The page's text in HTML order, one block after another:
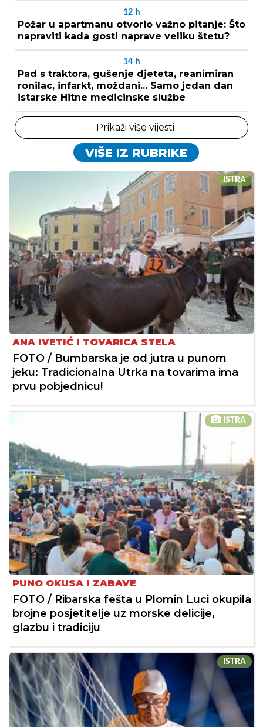
12 h
Požar u apartmanu otvorio važno pitanje: Što
napraviti kada gosti naprave veliku štetu?
14 h
Pad s traktora, gušenje djeteta, reanimiran
ronilac, infarkt, moždani... Samo jedan dan
istarske Hitne medicinske službe
Prikaži više vijesti
VIŠE IZ RUBRIKE
ISTRA
ANA IVETIĆ I TOVARICA STELA
FOTO / Bumbarska je od jutra u punom
jeku: Tradicionalna Utrka na tovarima ima
prvu pobjednicu!
ISTRA
PUNO OKUSA I ZABAVE
FOTO / Ribarska fešta u Plomin Luci okupila
brojne posjetitelje uz morske delicije,
glazbu i tradiciju
ISTRA